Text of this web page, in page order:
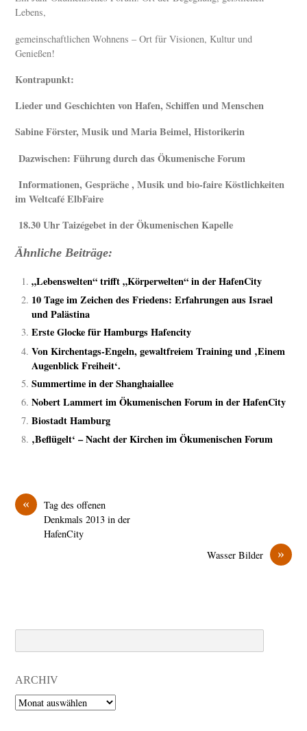
Lebens,
gemeinschaftlichen Wohnens – Ort für Visionen, Kultur und
Genießen!
Kontrapunkt:
Lieder und Geschichten von Hafen, Schiffen und Menschen
Sabine Förster, Musik und Maria Beimel, Historikerin
Dazwischen: Führung durch das Ökumenische Forum
Informationen, Gespräche , Musik und bio-faire Köstlichkeiten
im Weltcafé ElbFaire
18.30 Uhr Taizégebet in der Ökumenischen Kapelle
Ähnliche Beiträge:
„Lebenswelten“ trifft „Körperwelten“ in der HafenCity
10 Tage im Zeichen des Friedens: Erfahrungen aus Israel
und Palästina
Erste Glocke für Hamburgs Hafencity
Von Kirchentags-Engeln, gewaltfreiem Training und ‚Einem
Augenblick Freiheit‘.
Summertime in der Shanghaiallee
Nobert Lammert im Ökumenischen Forum in der HafenCity
Biostadt Hamburg
‚Beflügelt‘ – Nacht der Kirchen im Ökumenischen Forum
«
Tag des offenen
Denkmals 2013 in der
HafenCity
»
Wasser Bilder
ARCHIV
Archiv